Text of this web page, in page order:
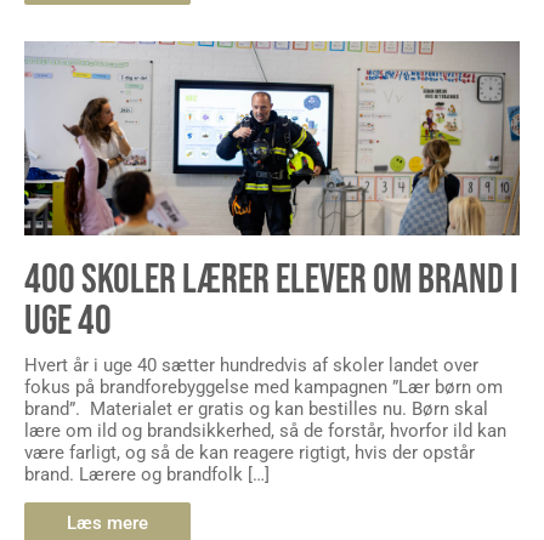
400 SKOLER LÆRER ELEVER OM BRAND I
UGE 40
Hvert år i uge 40 sætter hundredvis af skoler landet over
fokus på brandforebyggelse med kampagnen ”Lær børn om
brand”. Materialet er gratis og kan bestilles nu. Børn skal
lære om ild og brandsikkerhed, så de forstår, hvorfor ild kan
være farligt, og så de kan reagere rigtigt, hvis der opstår
brand. Lærere og brandfolk […]
Læs mere